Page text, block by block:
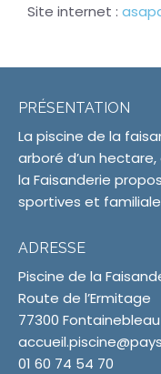
Site internet :
PRÉSENTATION
La piscine de la
arboré d’un
la Faisanderie
sportives et
ADRESSE
Piscine de la
Route de l’Ermitage
77300 Fontainebleau
01 60 74 54 70